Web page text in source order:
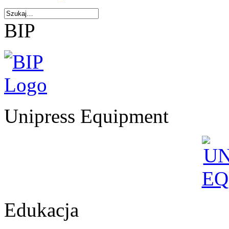
BIP
Unipress Equipment
Edukacja